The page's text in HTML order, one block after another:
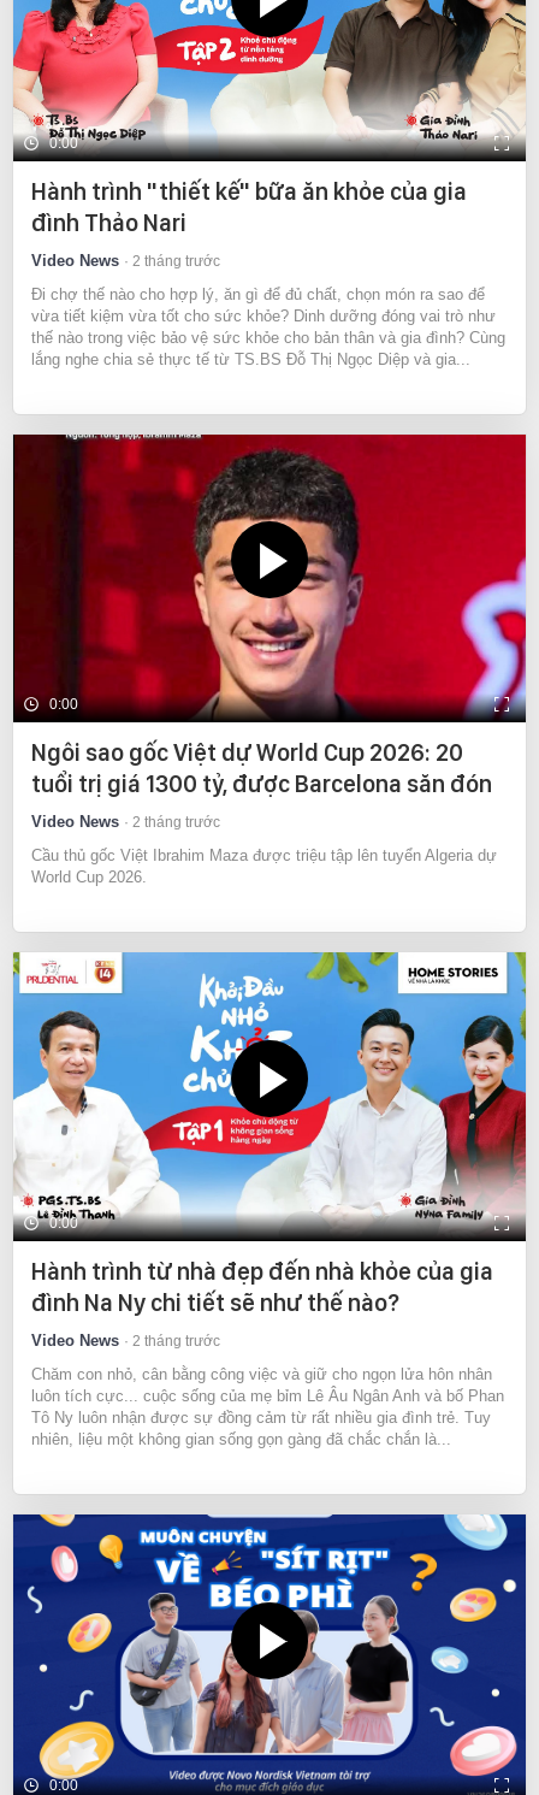
0:00
Hành trình "thiết kế" bữa ăn khỏe của gia
đình Thảo Nari
Video News 2 tháng trước
Đi chợ thế nào cho hợp lý, ăn gì để đủ chất, chọn món ra sao để
vừa tiết kiệm vừa tốt cho sức khỏe? Dinh dưỡng đóng vai trò như
thế nào trong việc bảo vệ sức khỏe cho bản thân và gia đình? Cùng
lắng nghe chia sẻ thực tế từ TS.BS Đỗ Thị Ngọc Diệp và gia...
0:00
Ngôi sao gốc Việt dự World Cup 2026: 20
tuổi trị giá 1300 tỷ, được Barcelona săn đón
Video News 2 tháng trước
Cầu thủ gốc Việt Ibrahim Maza được triệu tập lên tuyển Algeria dự
World Cup 2026.
0:00
Hành trình từ nhà đẹp đến nhà khỏe của gia
đình Na Ny chi tiết sẽ như thế nào?
Video News 2 tháng trước
Chăm con nhỏ, cân bằng công việc và giữ cho ngọn lửa hôn nhân
luôn tích cực... cuộc sống của mẹ bỉm Lê Âu Ngân Anh và bố Phan
Tô Ny luôn nhận được sự đồng cảm từ rất nhiều gia đình trẻ. Tuy
nhiên, liệu một không gian sống gọn gàng đã chắc chắn là...
0:00